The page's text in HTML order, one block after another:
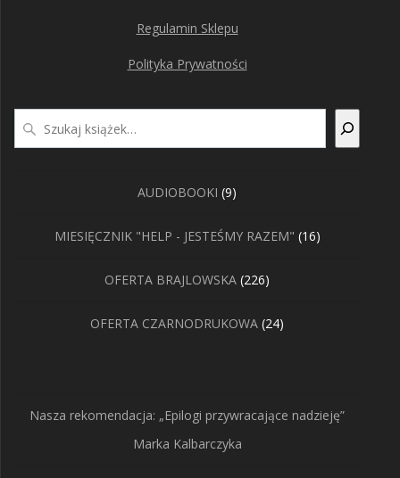
Regulamin Sklepu
Polityka Prywatności
AUDIOBOOKI 99
MIESIĘCZNIK "HELP - JESTEŚMY RAZEM" 1616
OFERTA BRAJLOWSKA 226226
OFERTA CZARNODRUKOWA 2424
Nasza rekomendacja: „Epilogi przywracające nadzieję”
Marka Kalbarczyka